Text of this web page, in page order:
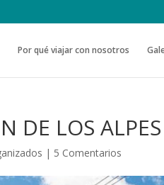
Por qué viajar con nosotros
DE LOS ALPES
| 5 Comentarios